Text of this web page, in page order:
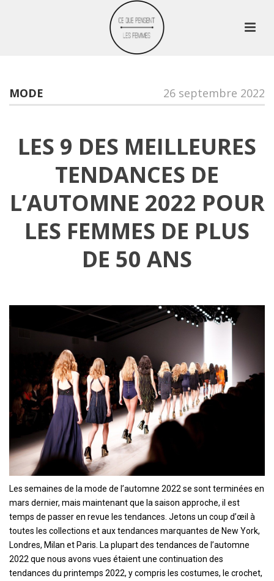
MODE 26 septembre 2022
LES 9 DES MEILLEURES
TENDANCES DE
L’AUTOMNE 2022 POUR
LES FEMMES DE PLUS
DE 50 ANS
Les semaines de la mode de l’automne 2022 se sont terminées en
mars dernier, mais maintenant que la saison approche, il est
temps de passer en revue les tendances. Jetons un coup d’œil à
toutes les collections et aux tendances marquantes de New York,
Londres, Milan et Paris. La plupart des tendances de l’automne
2022 que nous avons vues étaient une continuation des
tendances du printemps 2022, y compris les costumes, le crochet,